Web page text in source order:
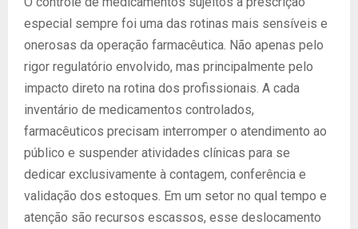
especial sempre foi uma das rotinas mais sensíveis e
onerosas da operação farmacêutica. Não apenas pelo
rigor regulatório envolvido, mas principalmente pelo
impacto direto na rotina dos profissionais. A cada
inventário de medicamentos controlados,
farmacêuticos precisam interromper o atendimento ao
público e suspender atividades clínicas para se
dedicar exclusivamente à contagem, conferência e
validação dos estoques. Em um setor no qual tempo e
atenção são recursos escassos, esse deslocamento